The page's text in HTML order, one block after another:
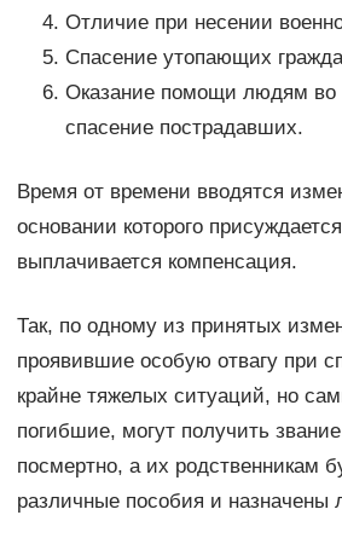
Отличие при несении
Спасение утопающих
Оказание помощи людям во
спасение пострадавших.
Время от времени вводятся
основании которого
выплачивается компенсация.
Так, по одному из принятых
проявившие особую отвагу при
крайне тяжелых ситуаций, но
погибшие, могут получить
посмертно, а их родственникам
различные пособия и назначены